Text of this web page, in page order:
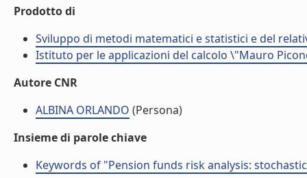
Prodotto di
Sviluppo di metodi matematici e statistici e del
Istituto per le applicazioni del calcolo \"Mauro
Autore CNR
ALBINA ORLANDO (Persona)
Insieme di parole chiave
Keywords of "Pension funds risk analysis: